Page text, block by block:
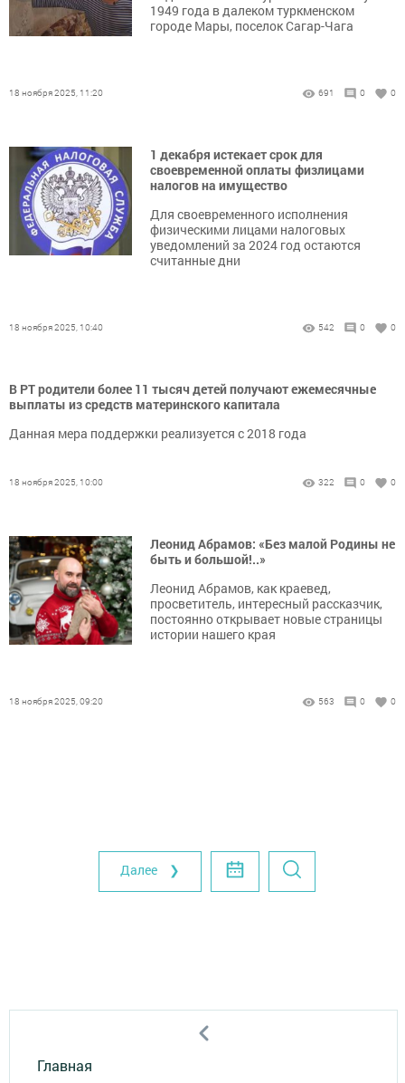
1949 года в далеком туркменском
городе Мары, поселок Сагар-Чага
18 ноября 2025, 11:20 691 0 0
1 декабря истекает срок для
своевременной оплаты физлицами
налогов на имущество
Для своевременного исполнения
физическими лицами налоговых
уведомлений за 2024 год остаются
считанные дни
18 ноября 2025, 10:40 542 0 0
В РТ родители более 11 тысяч детей получают ежемесячные
выплаты из средств материнского капитала
Данная мера поддержки реализуется с 2018 года
18 ноября 2025, 10:00 322 0 0
Леонид Абрамов: «Без малой Родины не
быть и большой!..»
Леонид Абрамов, как краевед,
просветитель, интересный рассказчик,
постоянно открывает новые страницы
истории нашего края
18 ноября 2025, 09:20 563 0 0
Далее ❯
Главная